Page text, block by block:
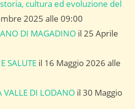
cultura ed evoluzione del
2025 alle 09:00
DI MAGADINO il 25 Aprile
SALUTE il 16 Maggio 2026 alle
VALLE DI LODANO il 30 Maggio